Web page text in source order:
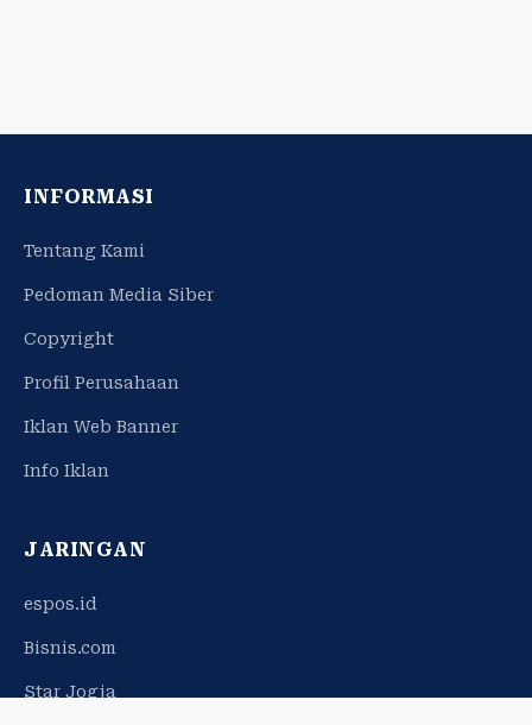
INFORMASI
Tentang Kami
Pedoman Media Siber
Copyright
Profil Perusahaan
Iklan Web Banner
Info Iklan
JARINGAN
espos.id
Bisnis.com
Star Jogja